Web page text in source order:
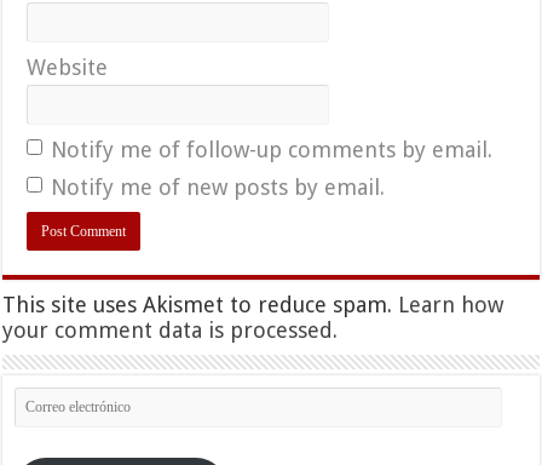
Website
Notify me of follow-up comments by email.
Notify me of new posts by email.
This site uses Akismet to reduce spam. Learn how
your comment data is processed.
Correo
electrónico